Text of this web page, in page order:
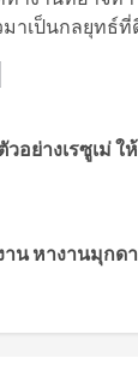
าเป็นกลยุทธ์
อย่างเรซูเม่ ใ
น หางานมุกด